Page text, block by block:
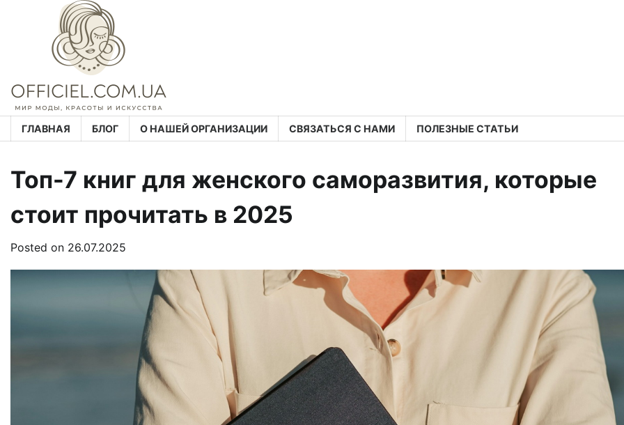
ГЛАВНАЯ БЛОГ О НАШЕЙ ОРГАНИЗАЦИИ СВЯЗАТЬСЯ С НАМИ ПОЛЕЗНЫЕ СТАТЬИ
Топ-7 книг для женского саморазвития, которые
стоит прочитать в 2025
Posted on 26.07.2025